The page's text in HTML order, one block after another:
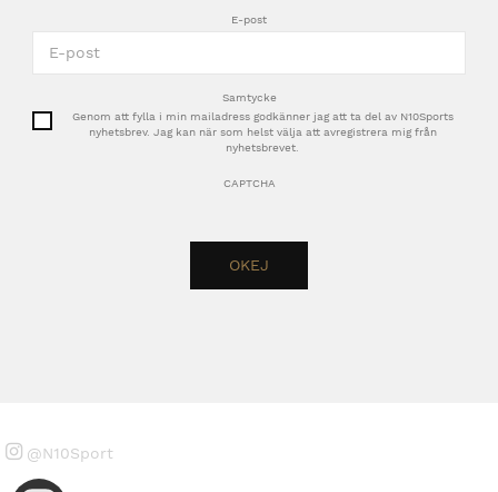
E-post
Samtycke
Genom att fylla i min mailadress godkänner jag att ta del av N10Sports
nyhetsbrev. Jag kan när som helst välja att avregistrera mig från
nyhetsbrevet.
CAPTCHA
@N10Sport